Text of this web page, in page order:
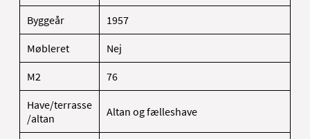
Byggeår 1957
Møbleret Nej
M2 76
Have/terrasse
/altan
Altan og fælleshave